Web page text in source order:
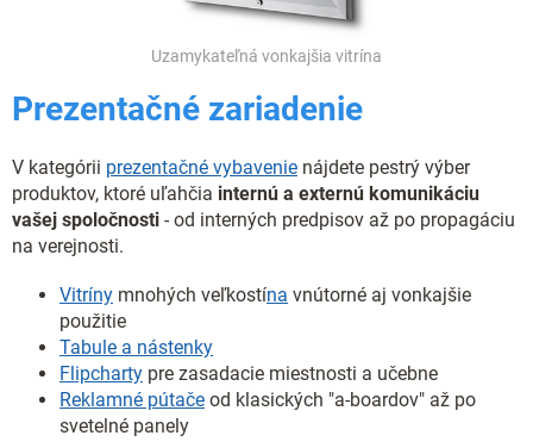
Uzamykateľná vonkajšia vitrína
Prezentačné zariadenie
V kategórii prezentačné vybavenie nájdete pestrý výber
produktov, ktoré uľahčia internú a externú komunikáciu
vašej spoločnosti - od interných predpisov až po propagáciu
na verejnosti.
Vitríny mnohých veľkostína vnútorné aj vonkajšie
použitie
Tabule a nástenky
Flipcharty pre zasadacie miestnosti a učebne
Reklamné pútače od klasických "a-boardov" až po
svetelné panely